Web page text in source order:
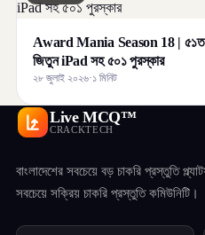
Award Mania Season 18 | ৫১তম
জিতুন iPad সহ ৫০১ পুরস্কার
২৮ জুলাই ২০২৬·১ মিনিট
Live MCQ™
CRACKTECH
বাংলাদেশের সবচেয়ে বড় চাকরি প্রস্তুতি
সবচেয়ে সক্রিয় চাকরি প্রস্তুতি কমিউনিটি।